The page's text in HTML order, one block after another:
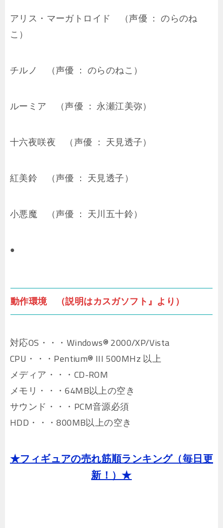
アリス・マーガトロイド （声優 ： のらのね
こ）
チルノ （声優 ： のらのねこ）
ルーミア （声優 ： 永瀬江美弥）
十六夜咲夜 （声優 ： 天見透子）
紅美鈴 （声優 ： 天見透子）
小悪魔 （声優 ： 天川五十鈴）
●
動作環境 （説明はカスガソフト』より）
対応OS・・・Windows® 2000/XP/Vista
CPU・・・Pentium® III 500MHz 以上
メディア・・・CD-ROM
メモリ・・・64MB以上の空き
サウンド・・・PCM音源必須
HDD・・・800MB以上の空き
★フィギュアの売れ筋順ランキング（毎日更
新！）★